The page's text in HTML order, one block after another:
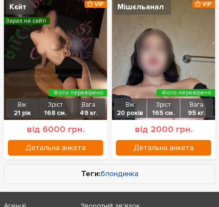
Кєйт
Вік
21 рік
Зріст
168 см.
Вага
49 кг.
від 6000 грн.
Детальна анкета
VIP
Зараз на сайті
Фото перевірено
Мішєльанал
Вік
20 років
Зріст
165 см.
Вага
95 кг.
від 2000 грн.
Детальна анкета
VIP
Фото перевірено
Теги:блондинка